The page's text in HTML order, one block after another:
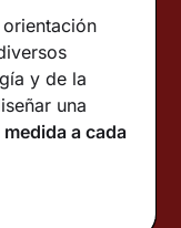
y de la
una
a cada